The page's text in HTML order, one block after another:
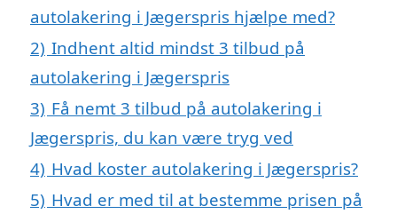
autolakering i Jægerspris hjælpe med?
2) Indhent altid mindst 3 tilbud på
autolakering i Jægerspris
3) Få nemt 3 tilbud på autolakering i
Jægerspris, du kan være tryg ved
4) Hvad koster autolakering i Jægerspris?
5) Hvad er med til at bestemme prisen på